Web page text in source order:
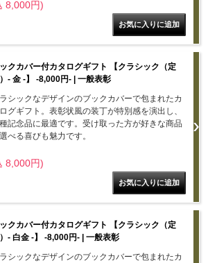
8,000円)
クカバー付カタログギフト 【クラシック（定
- 金 -】 -8,000円- | 一般表彰
シックなデザインのブックカバーで包まれたカ
グギフト。表彰状風の装丁が特別感を演出し、
記念品に最適です。受け取った方が好きな商品
べる喜びも魅力です。
8,000円)
クカバー付カタログギフト 【クラシック（定
- 白金 -】 -8,000円- | 一般表彰
シックなデザインのブックカバーで包まれたカ